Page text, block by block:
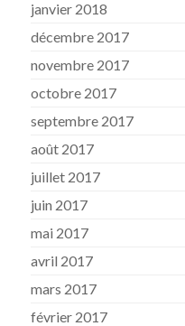
janvier 2018
décembre 2017
novembre 2017
octobre 2017
septembre 2017
août 2017
juillet 2017
juin 2017
mai 2017
avril 2017
mars 2017
février 2017